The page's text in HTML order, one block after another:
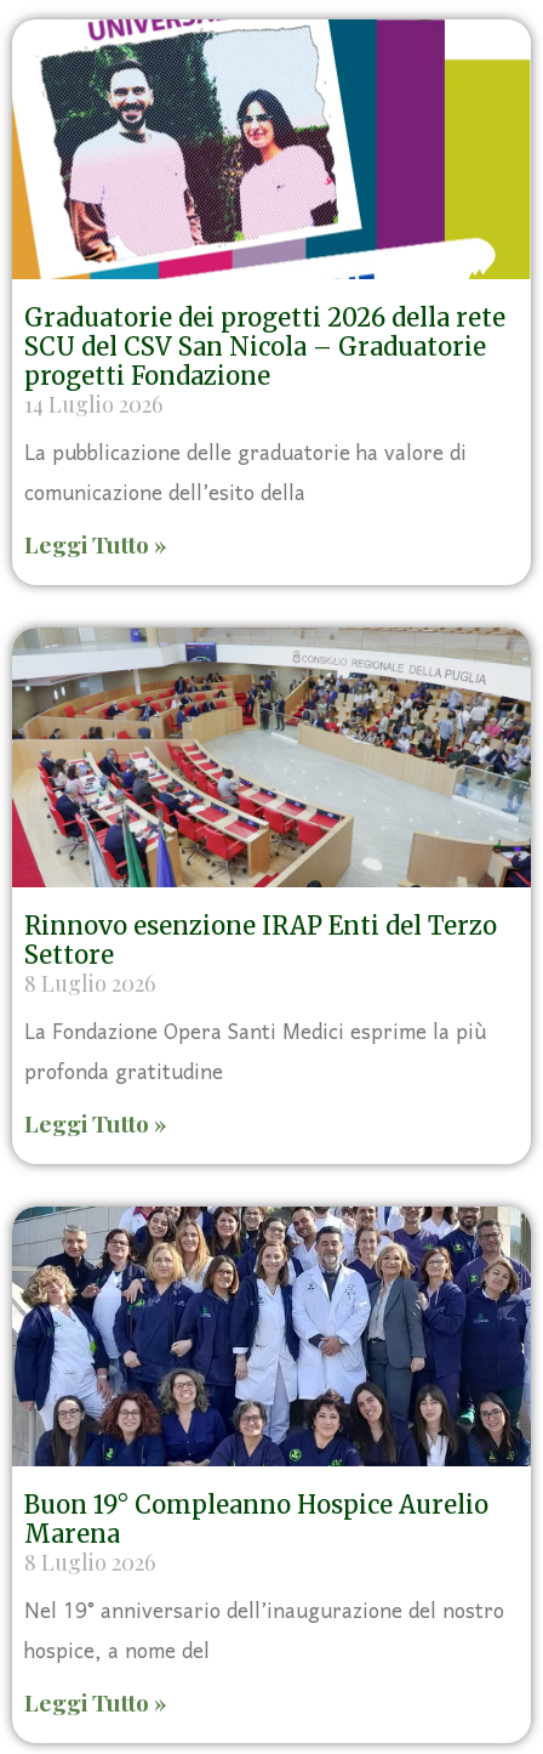
Graduatorie dei progetti 2026 della rete
SCU del CSV San Nicola – Graduatorie
progetti Fondazione
14 Luglio 2026
La pubblicazione delle graduatorie ha valore di
comunicazione dell’esito della
Leggi Tutto »
Rinnovo esenzione IRAP Enti del Terzo
Settore
8 Luglio 2026
La Fondazione Opera Santi Medici esprime la più
profonda gratitudine
Leggi Tutto »
Buon 19° Compleanno Hospice Aurelio
Marena
8 Luglio 2026
Nel 19° anniversario dell’inaugurazione del nostro
hospice, a nome del
Leggi Tutto »